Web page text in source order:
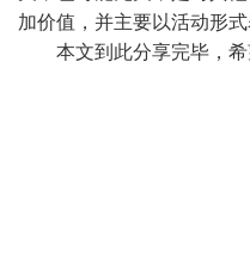
加价值，并主要以活动形
本文到此分享完毕，希